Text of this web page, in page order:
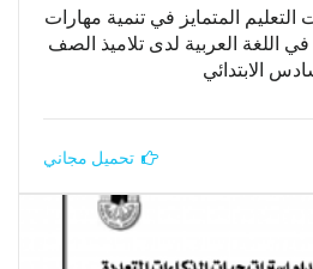
المتمايز في تنمية مهارات
في اللغة العربية لدى تلاميذ الصف
الابتدائي
تحميل مجاني